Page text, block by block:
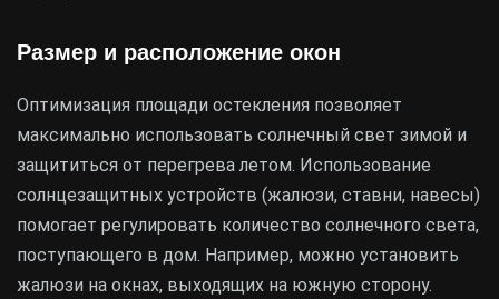
Размер и расположение окон
Оптимизация площади остекления позволяет
максимально использовать солнечный свет зимой и
защититься от перегрева летом. Использование
солнцезащитных устройств (жалюзи, ставни, навесы)
помогает регулировать количество солнечного света,
поступающего в дом. Например, можно установить
жалюзи на окнах, выходящих на южную сторону.